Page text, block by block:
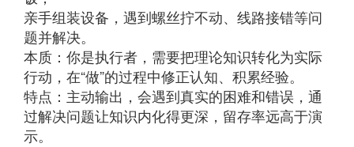
亲手组装设备，遇到螺丝拧不动、线路接错等问
题并解决。
本质：你是执行者，需要把理论知识转化为实际
行动，在“做”的过程中修正认知、积累经验。
特点：主动输出，会遇到真实的困难和错误，通
过解决问题让知识内化得更深，留存率远高于演
示。